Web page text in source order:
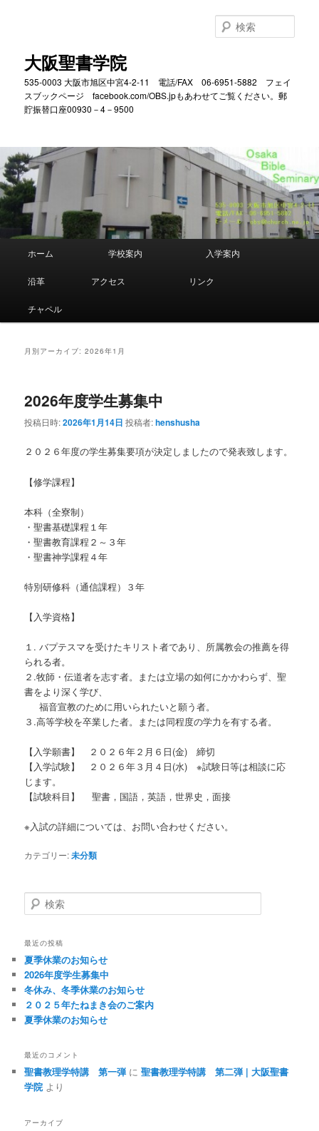
動
大阪聖書学院
535-0003 大阪市旭区中宮4-2-11 電話/FAX 06-6951-5882 フェイ
スブックページ facebook.com/OBS.jpもあわせてご覧ください。郵
貯振替口座00930－4－9500
索
ュ
ホーム 学校案内 入学案内
沿革 アクセス リンク
チャペル
月別アーカイブ:2026年1月
2026年度学生募集中
投稿日時:2026年1月14日 投稿者:henshusha
２０２６年度の学生募集要項が決定しましたので発表致します。
【修学課程】
本科（全寮制）
・聖書基礎課程１年
・聖書教育課程２～３年
・聖書神学課程４年
特別研修科（通信課程）３年
【入学資格】
１. バプテスマを受けたキリスト者であり、所属教会の推薦を得
られる者。
２.牧師・伝道者を志す者。または立場の如何にかかわらず、聖
書をより深く学び、
福音宣教のために用いられたいと願う者。
３.高等学校を卒業した者。または同程度の学力を有する者。
【入学願書】 ２０２６年２月６日(金) 締切
【入学試験】 ２０２６年３月４日(水) ※試験日等は相談に応
じます。
【試験科目】 聖書，国語，英語，世界史，面接
※入試の詳細については、お問い合わせください。
カテゴリー:未分類
検
索
最近の投稿
夏季休業のお知らせ
2026年度学生募集中
冬休み、冬季休業のお知らせ
２０２５年たねまき会のご案内
夏季休業のお知らせ
最近のコメント
聖書教理学特講 第一弾 に聖書教理学特講 第二弾 | 大阪聖書
学院 より
アーカイブ